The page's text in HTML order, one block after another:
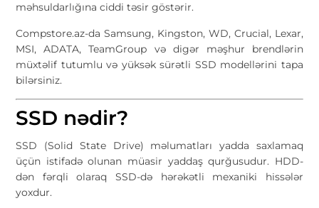
məhsuldarlığına ciddi təsir göstərir.
Compstore.az-da Samsung, Kingston, WD, Crucial, Lexar,
MSI, ADATA, TeamGroup və digər məşhur brendlərin
müxtəlif tutumlu və yüksək sürətli SSD modellərini tapa
bilərsiniz.
SSD nədir?
SSD (Solid State Drive) məlumatları yadda saxlamaq
üçün istifadə olunan müasir yaddaş qurğusudur. HDD-
dən fərqli olaraq SSD-də hərəkətli mexaniki hissələr
yoxdur.